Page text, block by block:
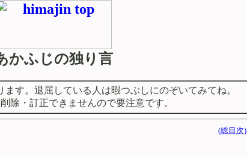
かふじの独り言
す。退屈している人は暇つぶしにのぞいてみてね。
除・訂正できませんので要注意です。
(総目次)